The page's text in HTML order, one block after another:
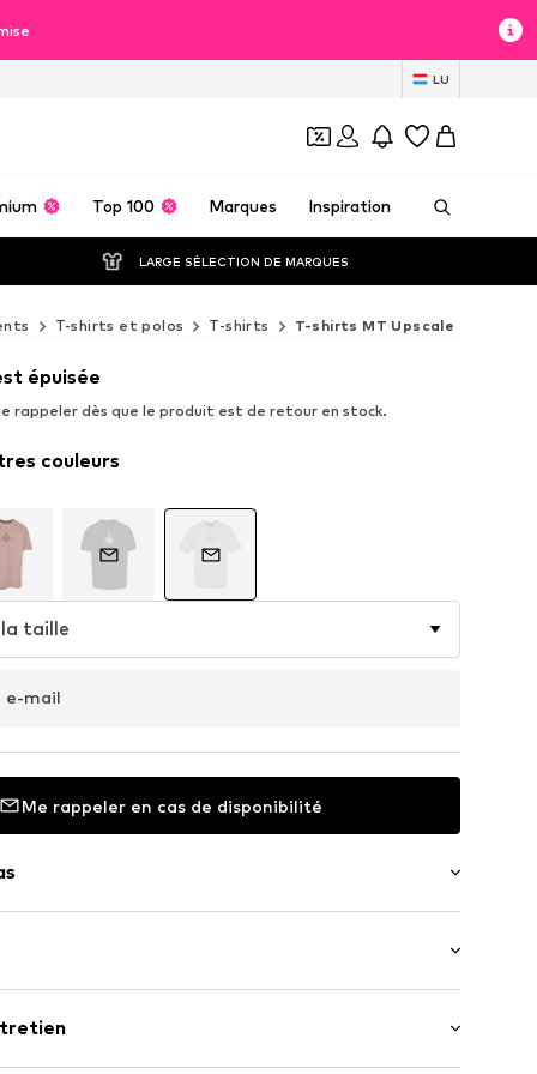
LU
Top 100 Marques Inspiration
LARGE SÉLECTION DE MARQUES
T-shirts et polos T-shirts T-shirts MT Upscale
épuisée
le rappeler dès que le produit est de retour en stock.
couleurs
taille
e-mail
Me rappeler en cas de disponibilité
MTU0211003000002
normale
large